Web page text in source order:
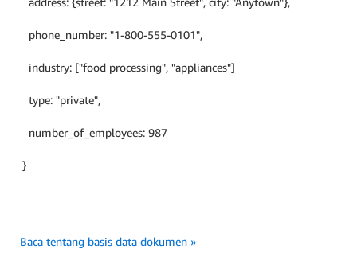
phone_number: "1-800-555-0101",
industry: ["food processing", "appliances"]
type: "private",
number_of_employees: 987
}
Baca tentang basis data dokumen »